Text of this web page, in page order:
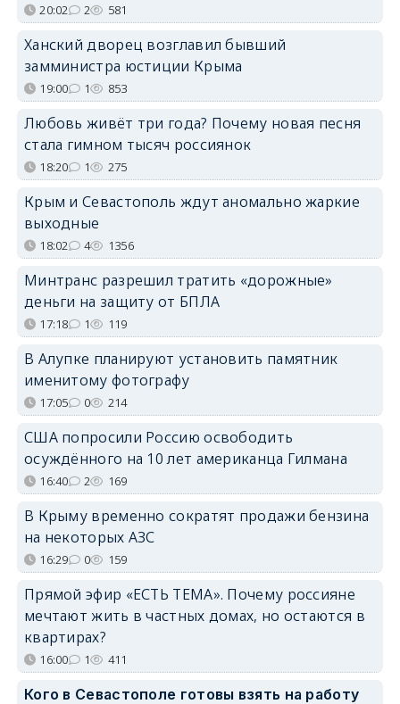
20:02 2 581
Ханский дворец возглавил бывший
замминистра юстиции Крыма
19:00 1 853
Любовь живёт три года? Почему новая песня
стала гимном тысяч россиянок
18:20 1 275
Крым и Севастополь ждут аномально жаркие
выходные
18:02 4 1356
Минтранс разрешил тратить «дорожные»
деньги на защиту от БПЛА
17:18 1 119
В Алупке планируют установить памятник
именитому фотографу
17:05 0 214
США попросили Россию освободить
осуждённого на 10 лет американца Гилмана
16:40 2 169
В Крыму временно сократят продажи бензина
на некоторых АЗС
16:29 0 159
Прямой эфир «ЕСТЬ ТЕМА». Почему россияне
мечтают жить в частных домах, но остаются в
квартирах?
16:00 1 411
Кого в Севастополе готовы взять на работу